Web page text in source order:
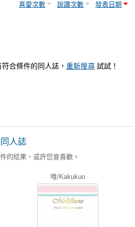
喜愛次數 說讚次數 發表日期
合條件的同人誌， 重新搜尋 試試！
人誌
的結果，或許您會喜歡。
唯/Kakukuo